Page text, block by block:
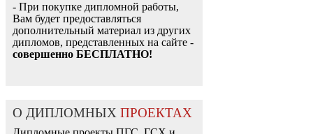
- При покупке дипломной работы,
Вам будет предоставляться
дополнительный материал из других
дипломов, представленных на сайте -
совершенно БЕСПЛАТНО!
О ДИПЛОМНЫХ ПРОЕКТАХ